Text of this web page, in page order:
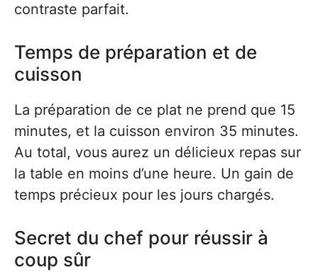
contraste parfait.
Temps de préparation et de
cuisson
La préparation de ce plat ne prend que 15
minutes, et la cuisson environ 35 minutes.
Au total, vous aurez un délicieux repas sur
la table en moins d’une heure. Un gain de
temps précieux pour les jours chargés.
Secret du chef pour réussir à
coup sûr